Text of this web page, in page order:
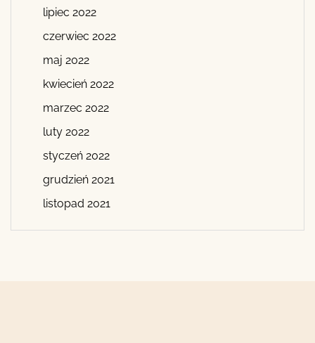
lipiec 2022
czerwiec 2022
maj 2022
kwiecień 2022
marzec 2022
luty 2022
styczeń 2022
grudzień 2021
listopad 2021